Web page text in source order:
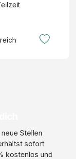
Stellen
sofort
kostenlos und